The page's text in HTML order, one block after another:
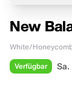
New
White/
Verfügbar Sa.